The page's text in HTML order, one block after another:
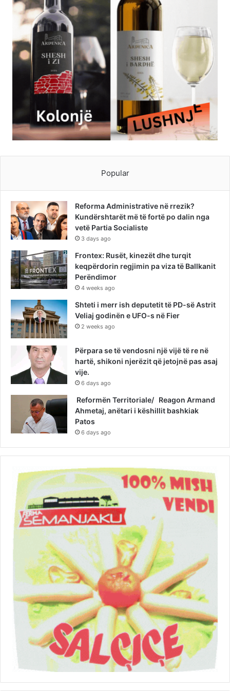
Popular
Reforma Administrative në rrezik?
Kundërshtarët më të fortë po dalin nga
vetë Partia Socialiste
3 days ago
Frontex: Rusët, kinezët dhe turqit
keqpërdorin regjimin pa viza të Ballkanit
Perëndimor
4 weeks ago
Shteti i merr ish deputetit të PD-së Astrit
Veliaj godinën e UFO-s në Fier
2 weeks ago
Përpara se të vendosni një vijë të re në
hartë, shikoni njerëzit që jetojnë pas asaj
vije.
6 days ago
Reformën Territoriale/ Reagon Armand
Ahmetaj, anëtari i këshillit bashkiak
Patos
6 days ago